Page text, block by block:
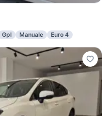
Gpl Manuale Euro 4